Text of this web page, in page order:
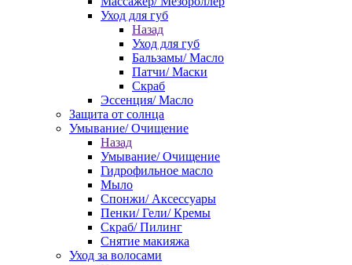
Уход для губ
Назад
Уход для губ
Бальзамы/ Масло
Патчи/ Маски
Скраб
Эссенция/ Масло
Защита от солнца
Умывание/ Очищение
Назад
Умывание/ Очищение
Гидрофильное масло
Мыло
Спонжи/ Аксессуары
Пенки/ Гели/ Кремы
Скраб/ Пилинг
Снятие макияжа
Уход за волосами